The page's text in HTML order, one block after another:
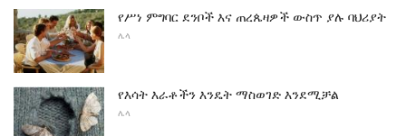
የሥነ ምግባር ደንቦች እና ጠረጴዛዎች ውስጥ ያሉ ባህሪያት
ሌላ
የእሳት እራቶችን እንዴት ማስወገድ እንደሚቻል
ሌላ